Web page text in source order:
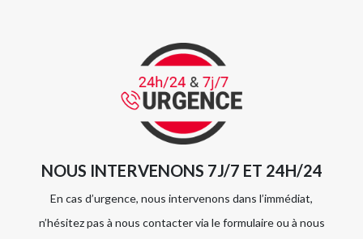
NOUS INTERVENONS 7J/7 ET 24H/24
En cas d’urgence, nous intervenons dans l’immédiat,
n’hésitez pas à nous contacter via le formulaire ou à nous